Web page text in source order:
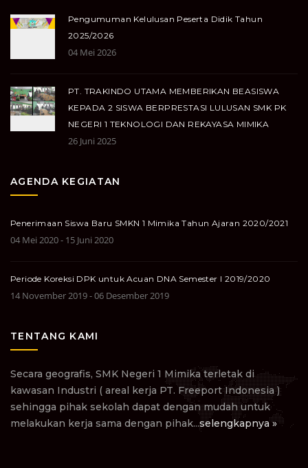
Pengumuman Kelulusan Peserta Didik Tahun
2025/2026
04 Mei 2026
PT. TRAKINDO UTAMA MEMBERIKAN BEASISWA
KEPADA 2 SISWA BERPRESTASI LULUSAN SMK PK
NEGERI 1 TEKNOLOGI DAN REKAYASA MIMIKA
26 Juni 2025
AGENDA KEGIATAN
Penerimaan Siswa Baru SMKN 1 Mimika Tahun Ajaran 2020/2021
04 Mei 2020 - 15 Juni 2020
Periode Koreksi DPK untuk Acuan DNA Semester I 2019/2020
14 November 2019 - 06 Desember 2019
TENTANG KAMI
Secara geografis, SMK Negeri 1 Mimika terletak di
kawasan Industri ( areal kerja PT. Freeport Indonesia )
sehingga pihak sekolah dapat dengan mudah untuk
melakukan kerja sama dengan pihak...selengkapnya »